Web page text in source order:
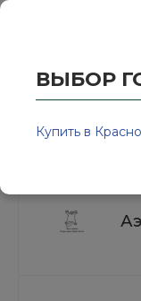
Колор-
ВЫБОР
Купить в